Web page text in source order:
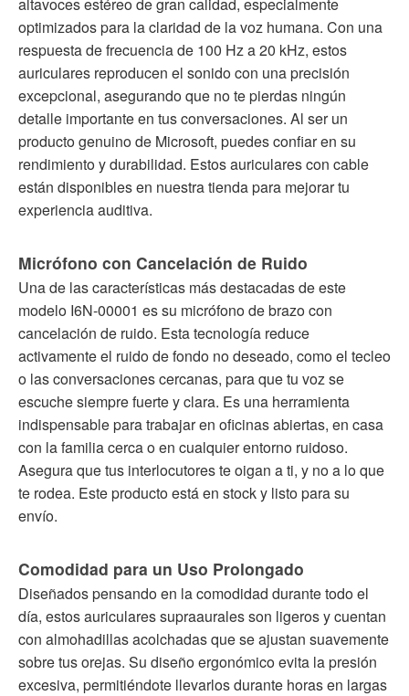
optimizados para la claridad de la voz humana. Con una
respuesta de frecuencia de 100 Hz a 20 kHz, estos
auriculares reproducen el sonido con una precisión
excepcional, asegurando que no te pierdas ningún
detalle importante en tus conversaciones. Al ser un
producto genuino de Microsoft, puedes confiar en su
rendimiento y durabilidad. Estos auriculares con cable
están disponibles en nuestra tienda para mejorar tu
experiencia auditiva.
Micrófono con Cancelación de Ruido
Una de las características más destacadas de este
modelo I6N-00001 es su micrófono de brazo con
cancelación de ruido. Esta tecnología reduce
activamente el ruido de fondo no deseado, como el tecleo
o las conversaciones cercanas, para que tu voz se
escuche siempre fuerte y clara. Es una herramienta
indispensable para trabajar en oficinas abiertas, en casa
con la familia cerca o en cualquier entorno ruidoso.
Asegura que tus interlocutores te oigan a ti, y no a lo que
te rodea. Este producto está en stock y listo para su
envío.
Comodidad para un Uso Prolongado
Diseñados pensando en la comodidad durante todo el
día, estos auriculares supraaurales son ligeros y cuentan
con almohadillas acolchadas que se ajustan suavemente
sobre tus orejas. Su diseño ergonómico evita la presión
excesiva, permitiéndote llevarlos durante horas en largas